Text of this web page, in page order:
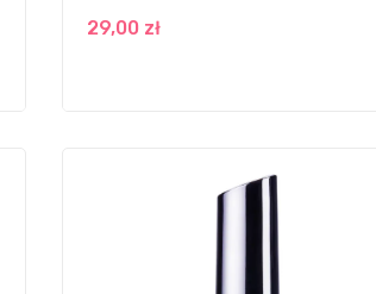
29,00 zł